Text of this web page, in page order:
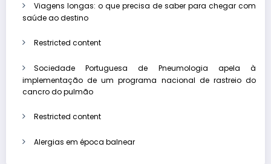
Viagens longas: o que precisa de saber para chegar com
saúde ao destino
Restricted content
Sociedade Portuguesa de Pneumologia apela à
implementação de um programa nacional de rastreio do
cancro do pulmão
Restricted content
Alergias em época balnear